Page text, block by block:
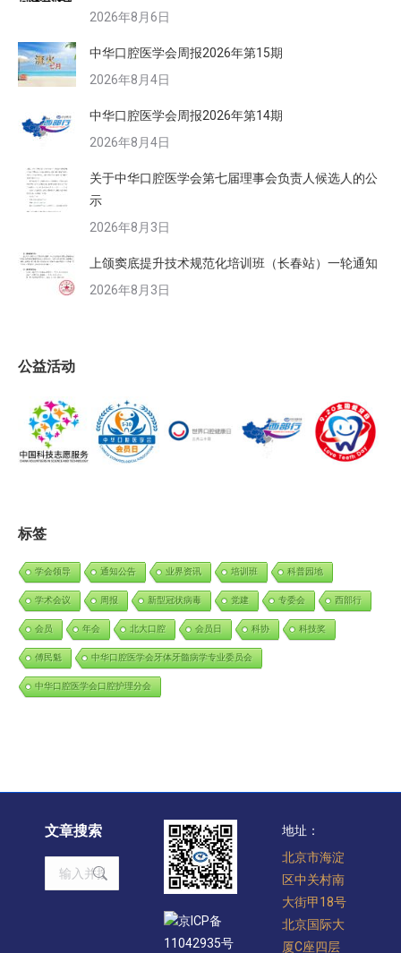
2026年8月6日
中华口腔医学会周报2026年第15期
2026年8月4日
中华口腔医学会周报2026年第14期
2026年8月4日
关于中华口腔医学会第七届理事会负责人候选人的公
示
2026年8月3日
上颌窦底提升技术规范化培训班（长春站）一轮通知
2026年8月3日
公益活动
标签
学会领导 通知公告 业界资讯 培训班 科普园地
学术会议 周报 新型冠状病毒 党建 专委会 西部行
会员 年会 北大口腔 会员日 科协 科技奖
傅民魁 中华口腔医学会牙体牙髓病学专业委员会
中华口腔医学会口腔护理分会
文章搜索
Search:
京ICP备
11042935号
地址：
北京市海淀
区中关村南
大街甲18号
北京国际大
厦C座四层